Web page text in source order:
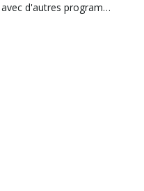
Utiliser les données de SketchUp avec d'autres programmes ou outils de modélisation